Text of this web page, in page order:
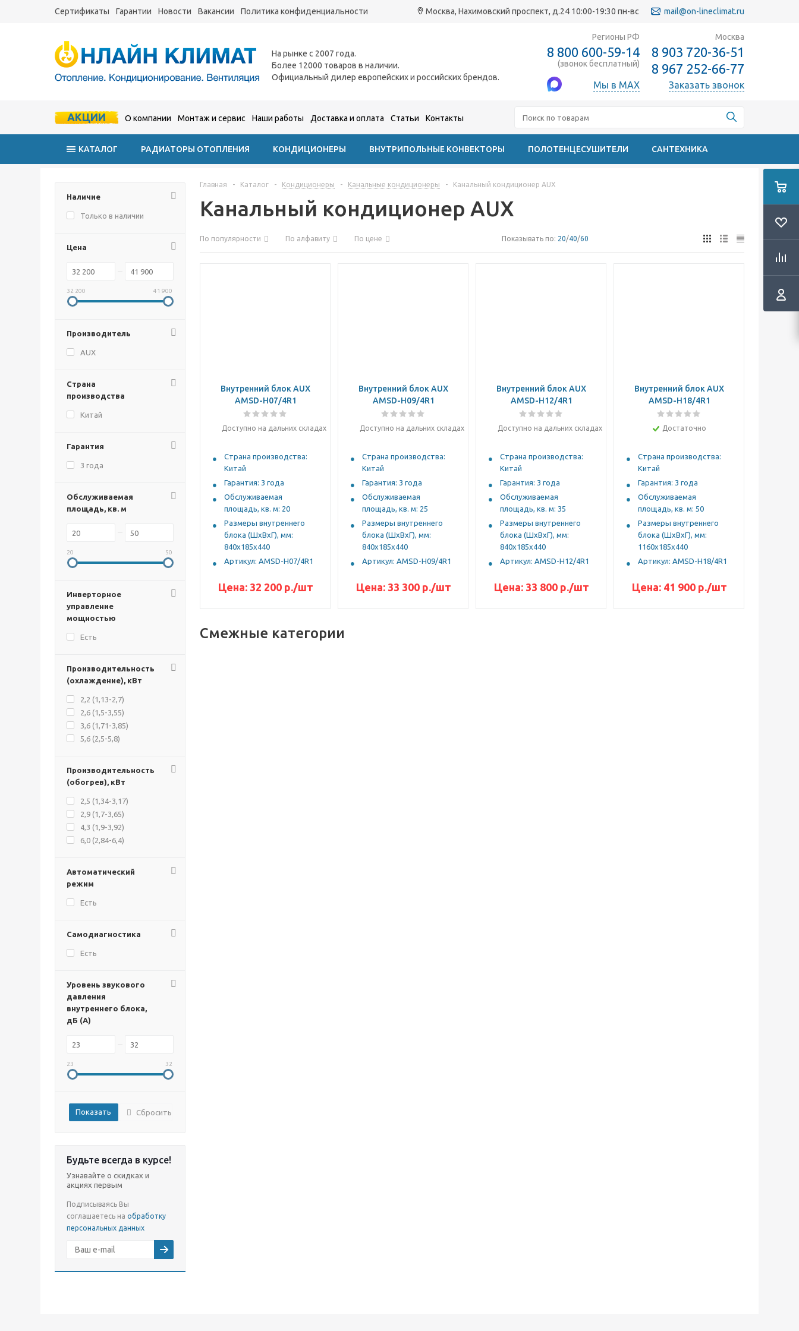
Сертификаты Гарантии Новости Вакансии Политика конфиденциальности Москва, Нахимовский проспект, д.24 10:00-19:30 пн-вс mail@on-lineclimat.ru
На рынке с 2007 года.
Более 12000 товаров в наличии.
Официальный дилер европейских и российских брендов.
Регионы РФ
8 800 600-59-14
(звонок бесплатный)
Мы в MAX
Москва
8 903 720-36-51
8 967 252-66-77
Заказать звонок
АКЦИИ О компании Монтаж и сервис Наши работы Доставка и оплата Статьи Контакты
КАТАЛОГ РАДИАТОРЫ ОТОПЛЕНИЯ КОНДИЦИОНЕРЫ ВНУТРИПОЛЬНЫЕ КОНВЕКТОРЫ ПОЛОТЕНЦЕСУШИТЕЛИ САНТЕХНИКА
Наличие
Только в наличии
Цена
32 200 41 900
Производитель
AUX
Страна
производства
Китай
Гарантия
3 года
Обслуживаемая
площадь, кв. м
20 50
Инверторное
управление
мощностью
Есть
Производительность
(охлаждение), кВт
2,2 (1,13-2,7)
2,6 (1,5-3,55)
3,6 (1,71-3,85)
5,6 (2,5-5,8)
Производительность
(обогрев), кВт
2,5 (1,34-3,17)
2,9 (1,7-3,65)
4,3 (1,9-3,92)
6,0 (2,84-6,4)
Автоматический
режим
Есть
Самодиагностика
Есть
Уровень звукового
давления
внутреннего блока,
дБ (А)
23 32
Сбросить
Будьте всегда в курсе!
Узнавайте о скидках и
акциях первым
Подписываясь Вы
соглашаетесь на обработку
персональных данных
Главная - Каталог - Кондиционеры - Канальные кондиционеры - Канальный кондиционер AUX
Канальный кондиционер AUX
По популярности По алфавиту По цене Показывать по: 20/40/60
Внутренний блок AUX
AMSD-H07/4R1
Доступно на дальних складах
Страна производства:
Китай
Гарантия: 3 года
Обслуживаемая
площадь, кв. м: 20
Размеры внутреннего
блока (ШхВхГ), мм:
840x185x440
Артикул: AMSD-H07/4R1
Цена: 32 200р./шт
Внутренний блок AUX
AMSD-H09/4R1
Доступно на дальних складах
Страна производства:
Китай
Гарантия: 3 года
Обслуживаемая
площадь, кв. м: 25
Размеры внутреннего
блока (ШхВхГ), мм:
840x185x440
Артикул: AMSD-H09/4R1
Цена: 33 300р./шт
Внутренний блок AUX
AMSD-H12/4R1
Доступно на дальних складах
Страна производства:
Китай
Гарантия: 3 года
Обслуживаемая
площадь, кв. м: 35
Размеры внутреннего
блока (ШхВхГ), мм:
840x185x440
Артикул: AMSD-H12/4R1
Цена: 33 800р./шт
Внутренний блок AUX
AMSD-H18/4R1
Достаточно
Страна производства:
Китай
Гарантия: 3 года
Обслуживаемая
площадь, кв. м: 50
Размеры внутреннего
блока (ШхВхГ), мм:
1160x185x440
Артикул: AMSD-H18/4R1
Цена: 41 900р./шт
Смежные категории